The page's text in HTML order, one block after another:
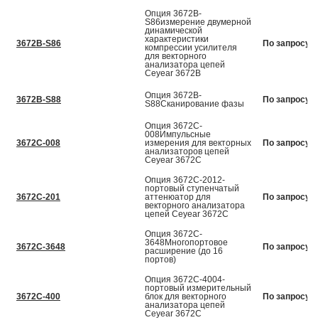
3672B-S86
Опция 3672B-
S86измерение двумерной
динамической
характеристики
компрессии усилителя
для векторного
анализатора цепей
Ceyear 3672В
По запросу
3672B-S88
Опция 3672B-
S88Сканирование фазы
По запросу
3672C-008
Опция 3672C-
008Импульсные
измерения для векторных
анализаторов цепей
Ceyear 3672С
По запросу
3672C-201
Опция 3672C-2012-
портовый ступенчатый
аттенюатор для
векторного анализатора
цепей Ceyear 3672С
По запросу
3672C-3648
Опция 3672C-
3648Многопортовое
расширение (до 16
портов)
По запросу
3672C-400
Опция 3672C-4004-
портовый измерительный
блок для векторного
анализатора цепей
Ceyear 3672С
По запросу